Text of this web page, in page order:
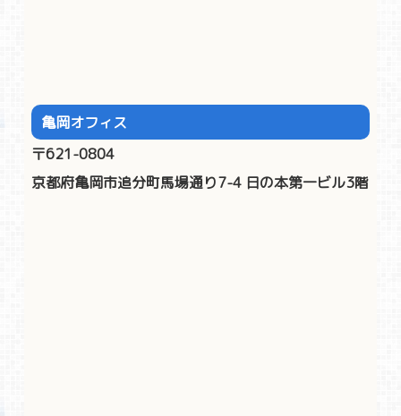
亀岡オフィス
〒621-0804
京都府亀岡市追分町馬場通り7-4 日の本第一ビル3階